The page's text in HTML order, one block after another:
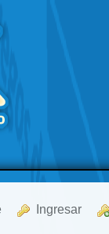
Ingresar